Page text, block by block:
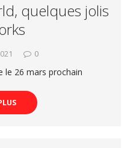
quelques jolis
0
le 26 mars prochain